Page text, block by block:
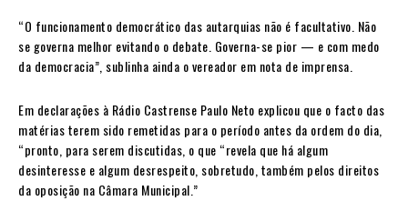
“O funcionamento democrático das autarquias não é facultativo. Não
se governa melhor evitando o debate. Governa-se pior — e com medo
da democracia”, sublinha ainda o vereador em nota de imprensa.
Em declarações à Rádio Castrense Paulo Neto explicou que o facto das
matérias terem sido remetidas para o período antes da ordem do dia,
“pronto, para serem discutidas, o que “revela que há algum
desinteresse e algum desrespeito, sobretudo, também pelos direitos
da oposição na Câmara Municipal.”